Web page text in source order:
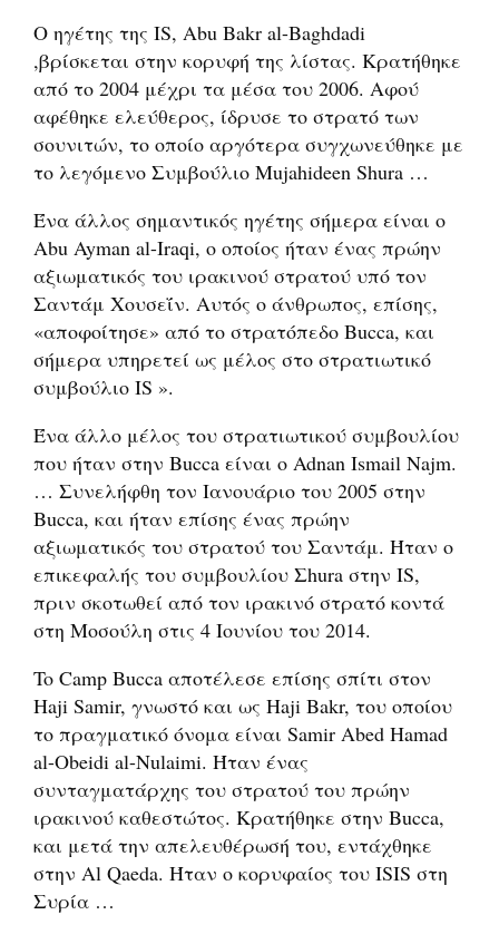
Ο ηγέτης της IS, Abu Bakr al-Baghdadi
,βρίσκεται στην κορυφή της λίστας. Κρατήθηκε
από το 2004 μέχρι τα μέσα του 2006. Αφού
αφέθηκε ελεύθερος, ίδρυσε το στρατό των
σουνιτών, το οποίο αργότερα συγχωνεύθηκε με
το λεγόμενο Συμβούλιο Mujahideen Shura …
Ένα άλλος σημαντικός ηγέτης σήμερα είναι ο
Abu Ayman al-Iraqi, ο οποίος ήταν ένας πρώην
αξιωματικός του ιρακινού στρατού υπό τον
Σαντάμ Χουσεΐν. Αυτός ο άνθρωπος, επίσης,
«αποφοίτησε» από το στρατόπεδο Βucca, και
σήμερα υπηρετεί ως μέλος στο στρατιωτικό
συμβούλιο IS ».
Ένα άλλο μέλος του στρατιωτικού συμβουλίου
που ήταν στην Βucca είναι o Adnan Ismail Najm.
… Συνελήφθη τον Ιανουάριο του 2005 στην
Bucca, και ήταν επίσης ένας πρώην
αξιωματικός του στρατού του Σαντάμ. Ήταν ο
επικεφαλής του συμβουλίου Σhura στην IS,
πριν σκοτωθεί από τον ιρακινό στρατό κοντά
στη Μοσούλη στις 4 Ιουνίου του 2014.
To Camp Bucca αποτέλεσε επίσης σπίτι στον
Haji Samir, γνωστό και ως Haji Bakr, του οποίου
το πραγματικό όνομα είναι Samir Abed Hamad
al-Obeidi al-Nulaimi. Ήταν ένας
συνταγματάρχης του στρατού του πρώην
ιρακινού καθεστώτος. Κρατήθηκε στην Bucca,
και μετά την απελευθέρωσή του, εντάχθηκε
στην Al Qaeda. Ήταν ο κορυφαίος του ISIS στη
Συρία …